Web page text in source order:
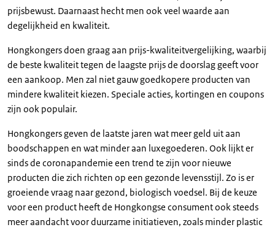
prijsbewust. Daarnaast hecht men ook veel waarde aan
degelijkheid en kwaliteit.
Hongkongers doen graag aan prijs-kwaliteitvergelijking, waarbij
de beste kwaliteit tegen de laagste prijs de doorslag geeft voor
een aankoop. Men zal niet gauw goedkopere producten van
mindere kwaliteit kiezen. Speciale acties, kortingen en coupons
zijn ook populair.
Hongkongers geven de laatste jaren wat meer geld uit aan
boodschappen en wat minder aan luxegoederen. Ook lijkt er
sinds de coronapandemie een trend te zijn voor nieuwe
producten die zich richten op een gezonde levensstijl. Zo is er
groeiende vraag naar gezond, biologisch voedsel. Bij de keuze
voor een product heeft de Hongkongse consument ook steeds
meer aandacht voor duurzame initiatieven, zoals minder plastic